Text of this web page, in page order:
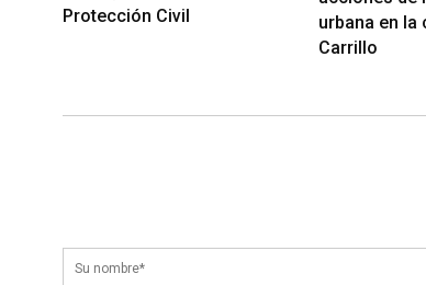
Protección Civil
urbana en la
Carrillo